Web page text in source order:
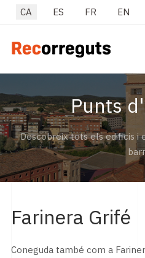
Seleccioni el seu idioma
CA ES FR EN
Punts
Descobreix tots els edificis
Farinera Grifé
Coneguda també com a